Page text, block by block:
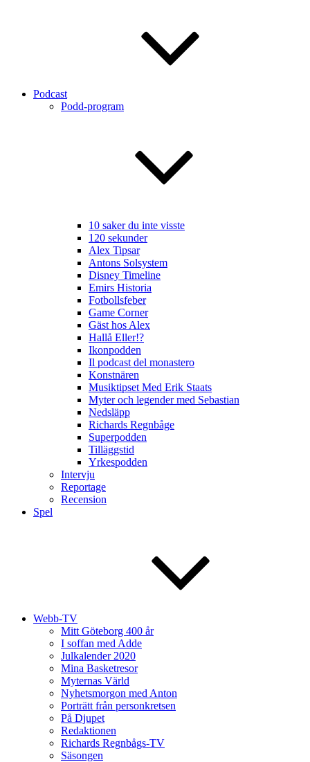
Podcast
Podd-program
10 saker du inte visste
120 sekunder
Alex Tipsar
Antons Solsystem
Disney Timeline
Emirs Historia
Fotbollsfeber
Game Corner
Gäst hos Alex
Hallå Eller!?
Ikonpodden
Il podcast del monastero
Konstnären
Musiktipset Med Erik Staats
Myter och legender med Sebastian
Nedsläpp
Richards Regnbåge
Superpodden
Tilläggstid
Yrkespodden
Intervju
Reportage
Recension
Spel
Webb-TV
Mitt Göteborg 400 år
I soffan med Adde
Julkalender 2020
Mina Basketresor
Myternas Värld
Nyhetsmorgon med Anton
Porträtt från personkretsen
På Djupet
Redaktionen
Richards Regnbågs-TV
Säsongen